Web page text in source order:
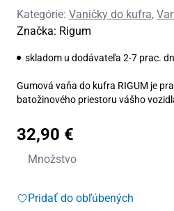
Kategórie: Vaničky do kufra,
Značka: Rigum
skladom u dodávateľa 2-7 prac.
Gumová vaňa do kufra RIGUM je
batožinového priestoru vášho
32,90 €
Množstvo
množstvo
do Pridať do obľúbených